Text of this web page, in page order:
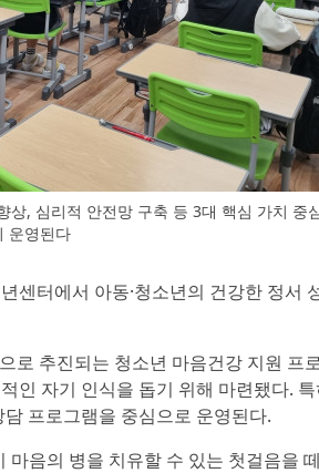
상, 심리적 안전망 구축 등 3대 핵심 가치 중
운영된다
센터에서 아동·청소년의 건강한 정서
추진되는 청소년 마음건강 지원 프
인 자기 인식을 돕기 위해 마련됐다.
프로그램을 중심으로 운영된다.
음의 병을 치유할 수 있는 첫걸음을